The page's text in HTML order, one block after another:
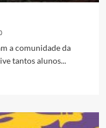
a comunidade da
tantos alunos...